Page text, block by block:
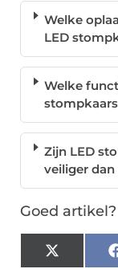
Welke
LED
Welke
Zijn LED
veiliger dan
Goed
X
(Twitter)